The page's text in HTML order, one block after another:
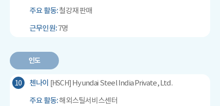
주요 활동:철강재 판매
근무인원:7명
인도
10 첸나이 [HSCH] Hyundai Steel India Private, Ltd.
주요 활동:해외스틸서비스센터